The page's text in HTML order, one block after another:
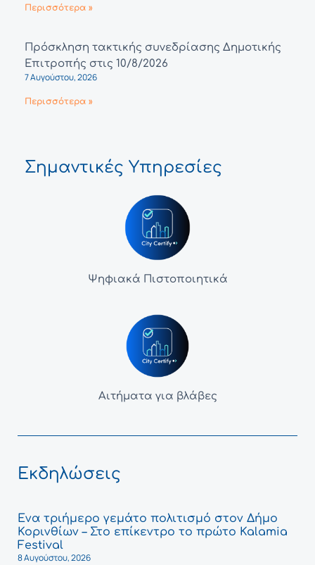
Περισσότερα »
Πρόσκληση τακτικής συνεδρίασης Δημοτικής
Επιτροπής στις 10/8/2026
7 Αυγούστου, 2026
Περισσότερα »
Σημαντικές Υπηρεσίες
Ψηφιακά Πιστοποιητικά
Αιτήματα για βλάβες
Εκδηλώσεις
Ένα τριήμερο γεμάτο πολιτισμό στον Δήμο
Κορινθίων – Στο επίκεντρο το πρώτο Kalamia
Festival
8 Αυγούστου, 2026